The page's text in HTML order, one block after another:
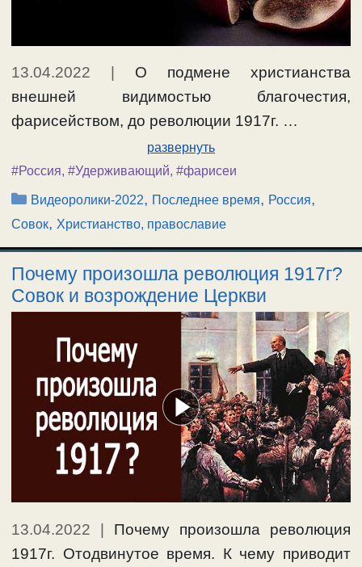
13.04.2022
О подмене христианства
внешней видимостью благочестия,
фарисейством, до революции 1917г. …
развернуть
#Россия, #Удерживающий, #фарисеи
Рубрики
Видеоролики-2022, Последнее время, Россия,
Совок, Христианство, православие
Почему произошла революция 1917г?
Совок и возрождение Церкви
13.04.2022
Почему произошла революция
1917г. Отодвинутое время. К чему приводит